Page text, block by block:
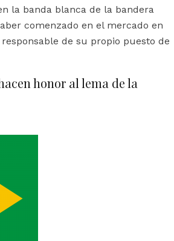
la banda blanca de la bandera
comenzado en el mercado en
de su propio puesto de
honor al lema de la